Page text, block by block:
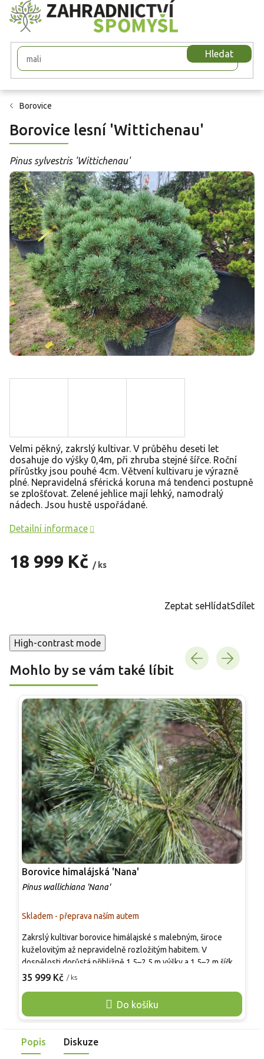
Přejít
na
obsah
Hledat
Borovice
Borovice lesní 'Wittichenau'
Pinus sylvestris 'Wittichenau'
18 999 Kč / ks
Velmi pěkný, zakrslý kultivar. V průběhu deseti let
dosahuje do výšky 0,4m, při zhruba stejné šířce. Roční
přírůstky jsou pouhé 4cm. Větvení kultivaru je výrazně
plné. Nepravidelná sférická koruna má tendenci postupně
se zplošťovat. Zelené jehlice mají lehký, namodralý
nádech. Jsou hustě uspořádané.
Detailní informace
Zeptat seHlídatSdílet
High-contrast mode
Mohlo by se vám také líbit
Borovice himalájská 'Nana'
Pinus wallichiana 'Nana'
Skladem - přeprava naším autem
35 999 Kč / ks
Do košíku
Zakrslý kultivar borovice himálajské s malebným, široce
kuželovitým až nepravidelně rozložitým habitem. V
dospělosti dorůstá přibližně 1,5–2,5 m výšky a 1,5–2 m šířky,
roční přírůstek činí kolem 10–20 cm. Jehlice jsou měkké,
převislé. Hlavním přínosem je dekorativní textura a jemný
vzhled po celý rok. Kultivar je mrazuvzdorný do −25 °C a
stanovišti.
Popis Diskuze